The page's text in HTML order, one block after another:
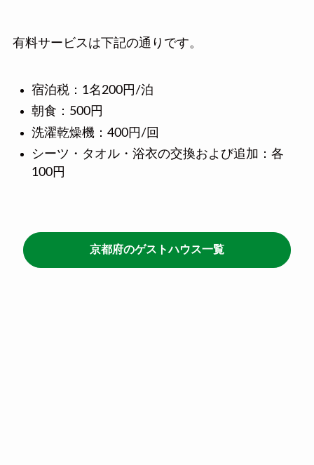
有料サービスは下記の通りです。
宿泊税：1名200円/泊
朝食：500円
洗濯乾燥機：400円/回
シーツ・タオル・浴衣の交換および追加：各
100円
京都府のゲストハウス一覧